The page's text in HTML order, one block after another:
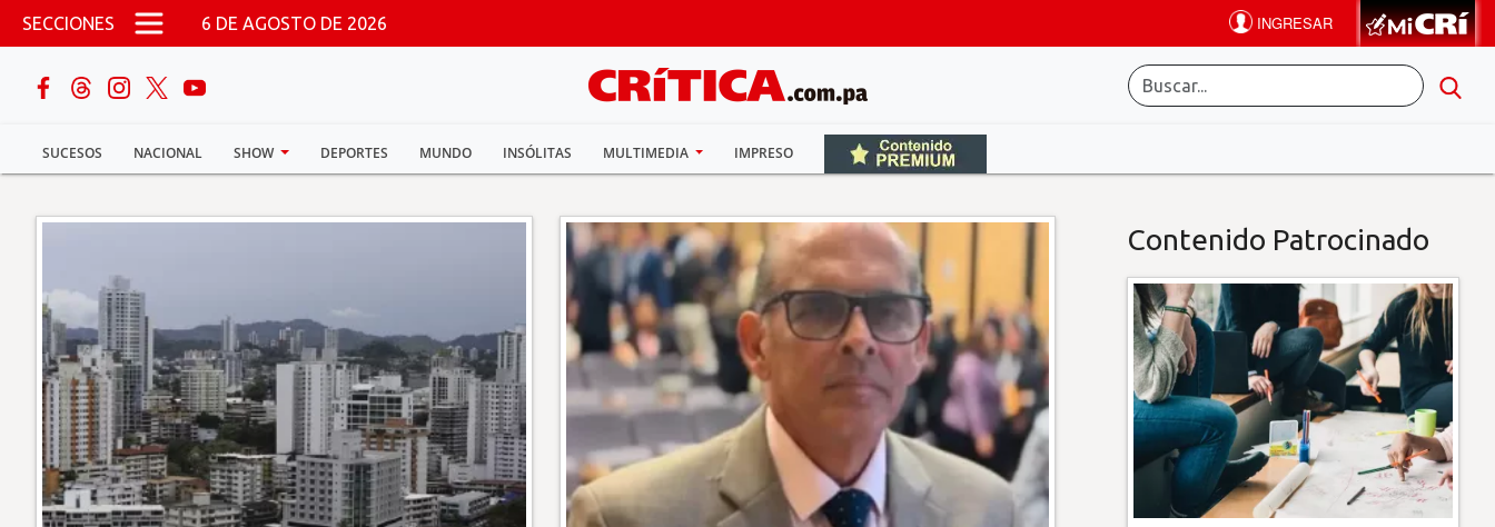
Pasar al contenido principal
SECCIONES 6 DE AGOSTO DE 2026
SUCESOS NACIONAL SHOW DEPORTES MUNDO INSÓLITAS MULTIMEDIA IMPRESO
buscar
Sucesos
Nacional
Show
Deportes
Mundo
Contenido Patrocinado